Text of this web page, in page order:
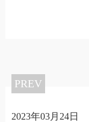
PREV
2023年03月24日